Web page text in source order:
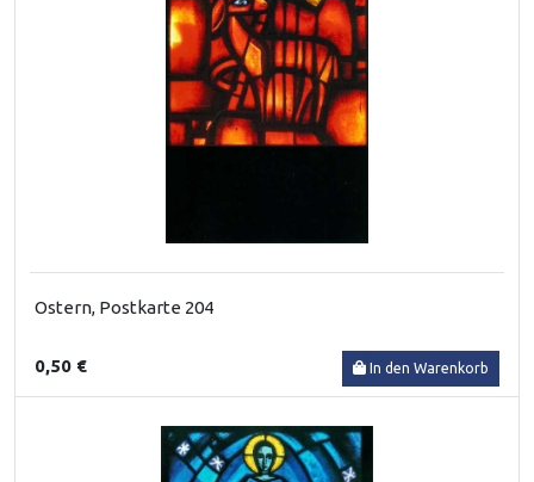
Ostern, Postkarte 204
0,50 € In den Warenkorb